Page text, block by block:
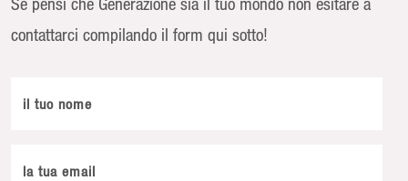
contattarci compilando il form qui sotto!
il tuo nome
la tua email